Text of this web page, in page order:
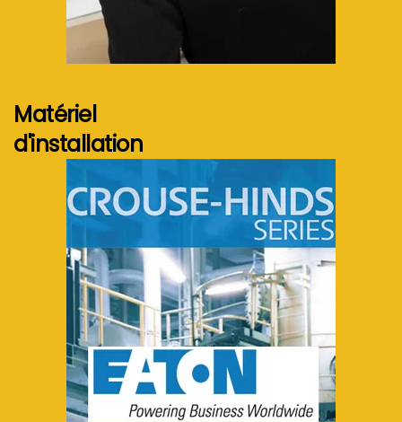
Voir plus...
Matériel
d'installation
Voir plus...